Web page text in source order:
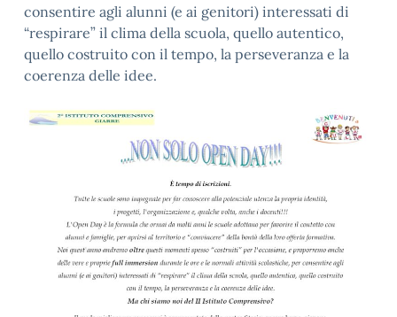
consentire agli alunni (e ai genitori) interessati di
“respirare” il clima della scuola, quello autentico,
quello costruito con il tempo, la perseveranza e la
coerenza delle idee.